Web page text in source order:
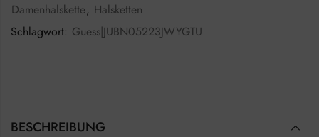
Damenhalskette, Halsketten
Schlagwort: Guess|JUBN05223JWYGTU
BESCHREIBUNG